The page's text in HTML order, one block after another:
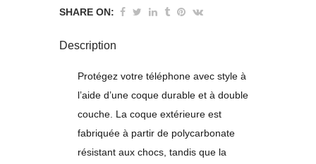
SHARE ON:
Description
Protégez votre téléphone avec style à
l’aide d’une coque durable et à double
couche. La coque extérieure est
fabriquée à partir de polycarbonate
résistant aux chocs, tandis que la